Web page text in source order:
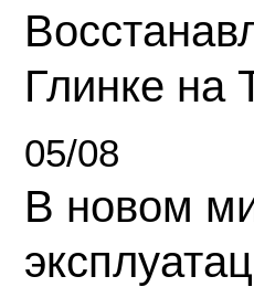
Глинке на
05/08
В новом